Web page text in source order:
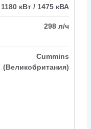
1180 кВт / 1475 кВА
298 л/ч
Cummins
(Великобритания)